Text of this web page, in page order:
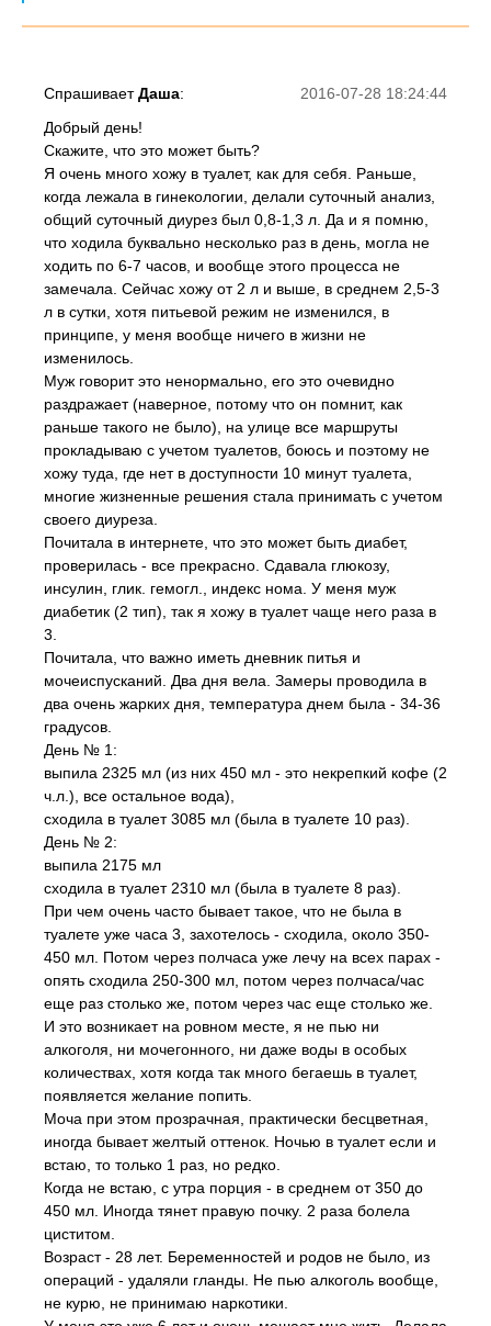
2016-07-28 18:24:44
СпрашиваетДаша:
Добрый день!
Скажите, что это может быть?
Я очень много хожу в туалет, как для себя. Раньше,
когда лежала в гинекологии, делали суточный анализ,
общий суточный диурез был 0,8-1,3 л. Да и я помню,
что ходила буквально несколько раз в день, могла не
ходить по 6-7 часов, и вообще этого процесса не
замечала. Сейчас хожу от 2 л и выше, в среднем 2,5-3
л в сутки, хотя питьевой режим не изменился, в
принципе, у меня вообще ничего в жизни не
изменилось.
Муж говорит это ненормально, его это очевидно
раздражает (наверное, потому что он помнит, как
раньше такого не было), на улице все маршруты
прокладываю с учетом туалетов, боюсь и поэтому не
хожу туда, где нет в доступности 10 минут туалета,
многие жизненные решения стала принимать с учетом
своего диуреза.
Почитала в интернете, что это может быть диабет,
проверилась - все прекрасно. Сдавала глюкозу,
инсулин, глик. гемогл., индекс нома. У меня муж
диабетик (2 тип), так я хожу в туалет чаще него раза в
3.
Почитала, что важно иметь дневник питья и
мочеиспусканий. Два дня вела. Замеры проводила в
два очень жарких дня, температура днем была - 34-36
градусов.
День № 1:
выпила 2325 мл (из них 450 мл - это некрепкий кофе (2
ч.л.), все остальное вода),
сходила в туалет 3085 мл (была в туалете 10 раз).
День № 2:
выпила 2175 мл
сходила в туалет 2310 мл (была в туалете 8 раз).
При чем очень часто бывает такое, что не была в
туалете уже часа 3, захотелось - сходила, около 350-
450 мл. Потом через полчаса уже лечу на всех парах -
опять сходила 250-300 мл, потом через полчаса/час
еще раз столько же, потом через час еще столько же.
И это возникает на ровном месте, я не пью ни
алкоголя, ни мочегонного, ни даже воды в особых
количествах, хотя когда так много бегаешь в туалет,
появляется желание попить.
Моча при этом прозрачная, практически бесцветная,
иногда бывает желтый оттенок. Ночью в туалет если и
встаю, то только 1 раз, но редко.
Когда не встаю, с утра порция - в среднем от 350 до
450 мл. Иногда тянет правую почку. 2 раза болела
циститом.
Возраст - 28 лет. Беременностей и родов не было, из
операций - удаляли гланды. Не пью алкоголь вообще,
не курю, не принимаю наркотики.